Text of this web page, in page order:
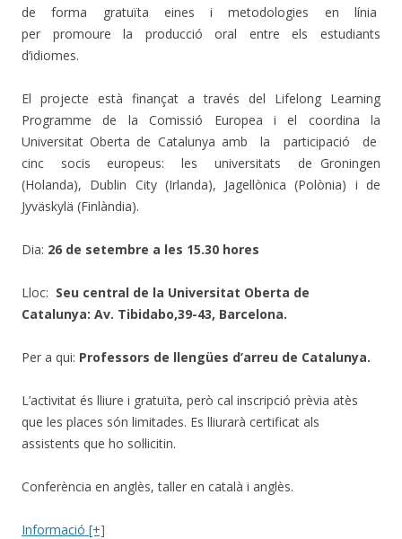
de forma gratuïta eines i metodologies en línia
per promoure la producció oral entre els estudiants
d’idiomes.
El projecte està finançat a través del Lifelong Learning
Programme de la Comissió Europea i el coordina la
Universitat Oberta de Catalunya amb la participació de
cinc socis europeus: les universitats de Groningen
(Holanda), Dublin City (Irlanda), Jagellònica (Polònia) i de
Jyväskylä (Finlàndia).
Dia: 26 de setembre a les 15.30 hores
Lloc: Seu central de la Universitat Oberta de
Catalunya: Av. Tibidabo,39-43, Barcelona.
Per a qui: Professors de llengües d’arreu de Catalunya.
L’activitat és lliure i gratuïta, però cal inscripció prèvia atès
que les places són limitades. Es lliurarà certificat als
assistents que ho sol·licitin.
Conferència en anglès, taller en català i anglès.
Informació [+]